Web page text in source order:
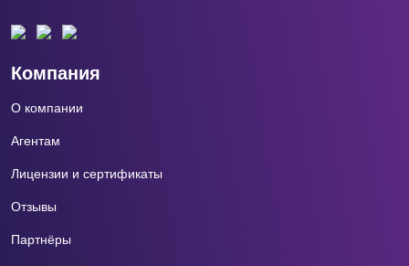
Компания
О компании
Агентам
Лицензии и сертификаты
Отзывы
Партнёры